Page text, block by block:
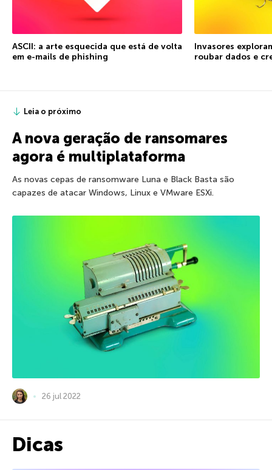
ASCII: a arte esquecida que está de volta
em e-mails de phishing
Invasores
roubar dados e
Leia o próximo
A nova geração de ransomares
agora é multiplataforma
As novas cepas de ransomware Luna e Black Basta são
capazes de atacar Windows, Linux e VMware ESXi.
26 jul 2022
Dicas